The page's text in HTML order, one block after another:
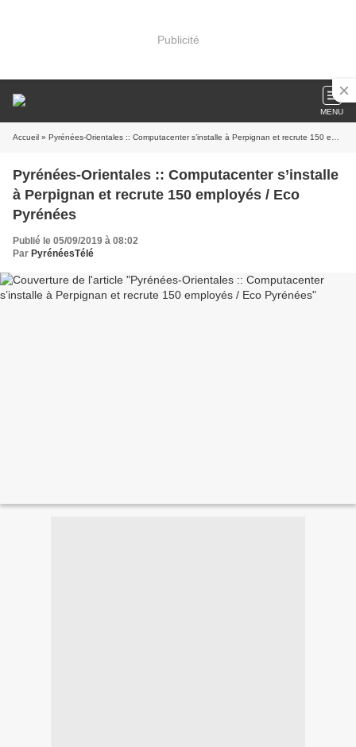
Publicité
MENU
Accueil » Pyrénées-Orientales :: Computacenter s’installe à Perpignan et recrute 150 employés / Eco Pyrénées
Pyrénées-Orientales :: Computacenter s’installe
à Perpignan et recrute 150 employés / Eco
Pyrénées
Publié le 05/09/2019 à 08:02
Par PyrénéesTélé